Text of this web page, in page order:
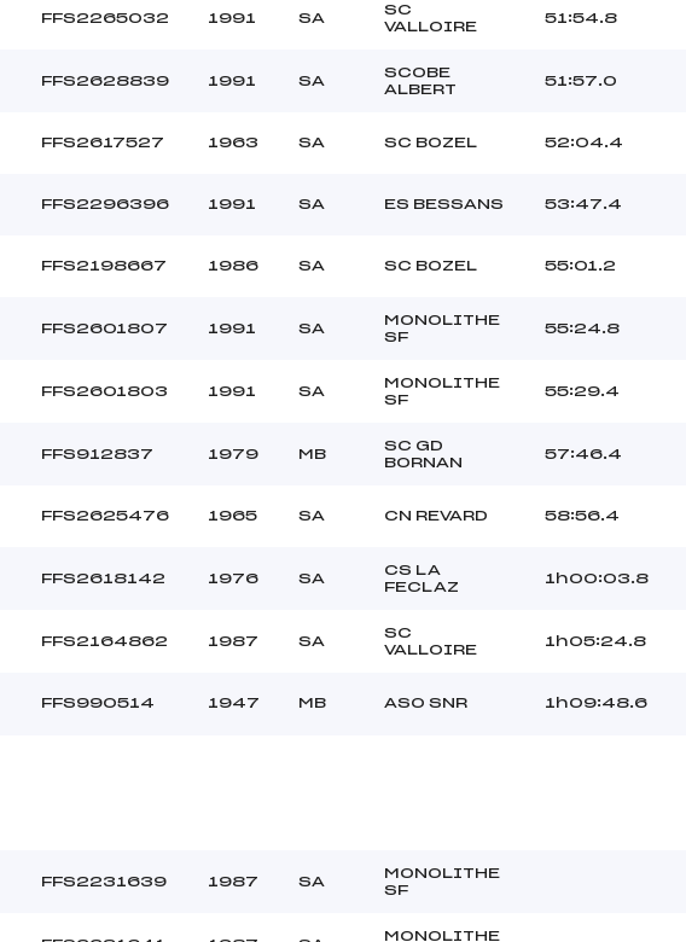
FFS2265032 1991 SA
SC
VALLOIRE
51:54.8
FFS2628839 1991 SA
SCOBE
ALBERT
51:57.0
FFS2617527 1963 SA SC BOZEL 52:04.4
FFS2296396 1991 SA ES BESSANS 53:47.4
FFS2198667 1986 SA SC BOZEL 55:01.2
FFS2601807 1991 SA
MONOLITHE
SF
55:24.8
FFS2601803 1991 SA
MONOLITHE
SF
55:29.4
FFS912837 1979 MB
SC GD
BORNAN
57:46.4
FFS2625476 1965 SA CN REVARD 58:56.4
FFS2618142 1976 SA
CS LA
FECLAZ
1h00:03.8
FFS2164862 1987 SA
SC
VALLOIRE
1h05:24.8
FFS990514 1947 MB ASO SNR 1h09:48.6
FFS2231639 1987 SA
MONOLITHE
SF
MONOLITHE